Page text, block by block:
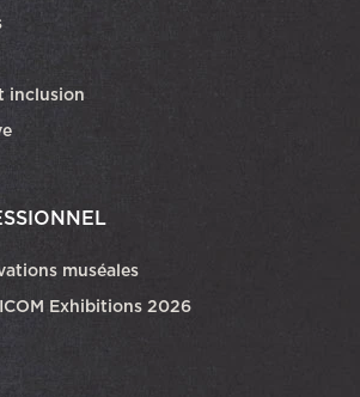
Ce lien ouvrira dans une autre fenêtre
inclusion
muséales
Exhibitions 2026